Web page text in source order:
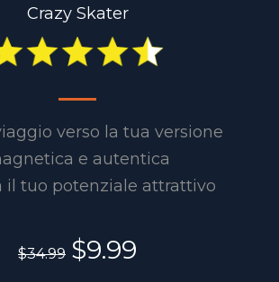
Crazy Skater
verso la tua versione
e autentica
il tuo potenziale attrattivo
$34.99 $9.99